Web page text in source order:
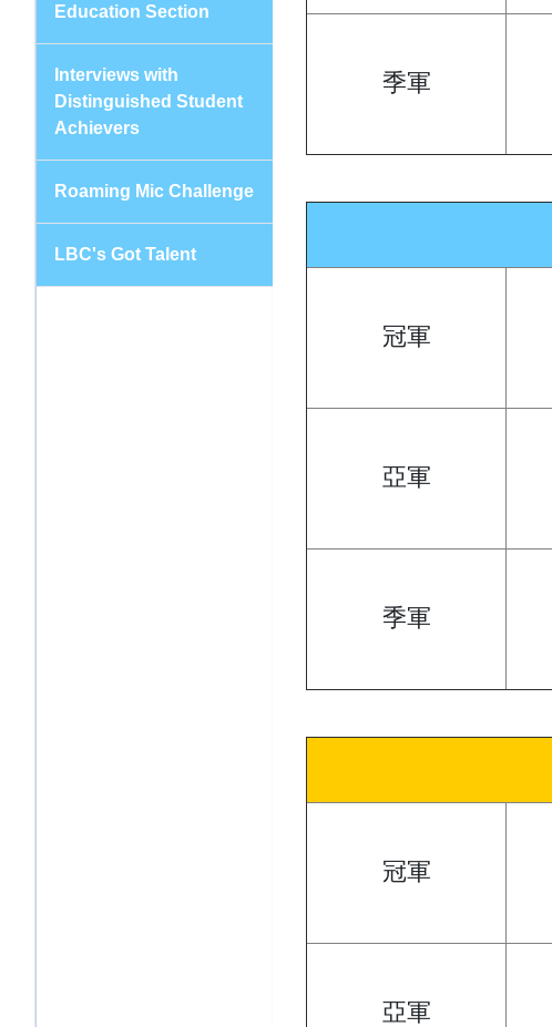
Education Section
Interviews with
Distinguished Student
Achievers
Roaming Mic Challenge
LBC's Got Talent
季軍
冠軍
亞軍
季軍
冠軍
亞軍